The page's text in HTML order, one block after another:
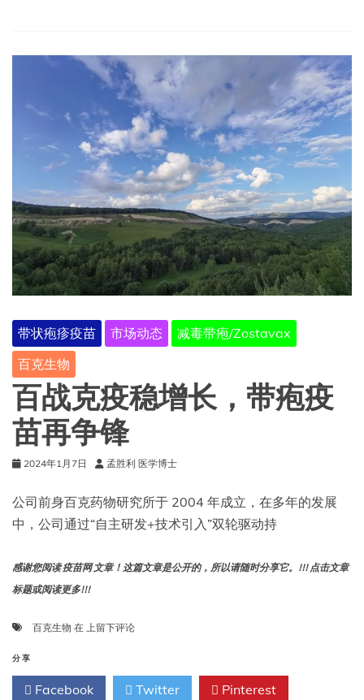
广
带状疱疹疫苗 市场动态
减毒带疱/Zostavax
百克生物
百战克疫稳增长，带疱疫
苗再争锋
2024年1月7日 孟胜利 医学博士
公司前身百克药物研究所于 2004 年成立，在多年的发展
中，公司通过“自主研发+技术引入”双轮驱动持
感谢您阅读 疫苗网 文章！这篇文章是公开的，所以请随时分享它。!!! 点击文章
标题或阅读更多!!!
百克生物 在 百
疫
稳
上留下评论
分享
Facebook Twitter Pinterest